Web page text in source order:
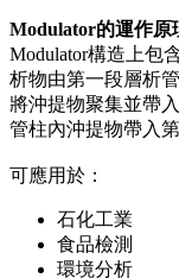
Modulator的運作原
Modulator構造上包
析物由第一段層析
將沖提物聚集並帶
管柱內沖提物帶入
可應用於：
石化工業
食品檢測
環境分析